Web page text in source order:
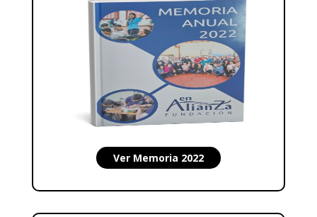
Ver Memoria 2022